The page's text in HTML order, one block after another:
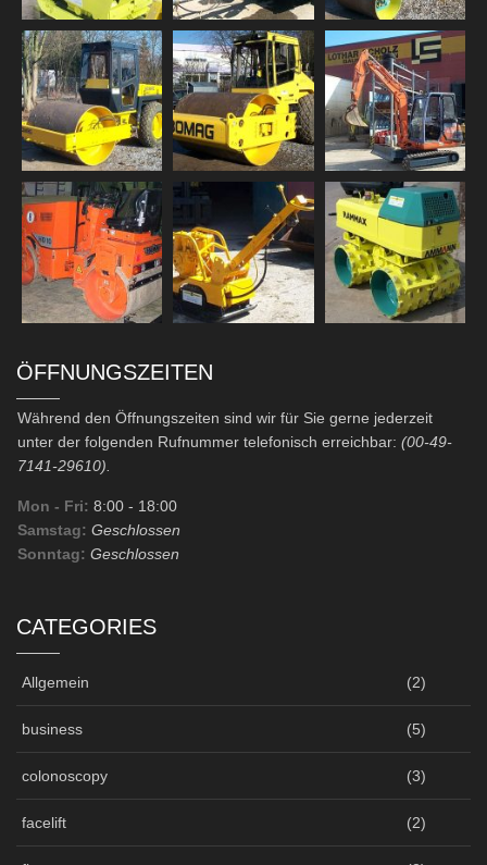
ÖFFNUNGSZEITEN
Während den Öffnungszeiten sind wir für Sie gerne jederzeit
unter der folgenden Rufnummer telefonisch erreichbar: (00-49-
7141-29610).
Mon - Fri: 8:00 - 18:00
Samstag: Geschlossen
Sonntag: Geschlossen
CATEGORIES
Allgemein (2)
business (5)
colonoscopy (3)
facelift (2)